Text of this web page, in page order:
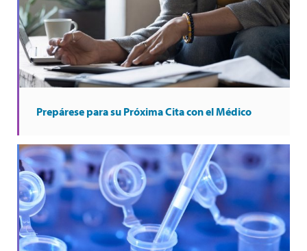
Prepárese para su Próxima Cita con el Médico